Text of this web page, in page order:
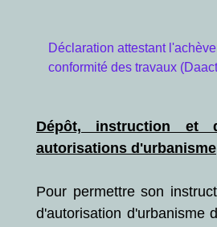
Déclaration attestant
conformité des travaux
Dépôt, instruction et
autorisations d'urbanisme
Pour permettre son
d'autorisation d'urbanisme